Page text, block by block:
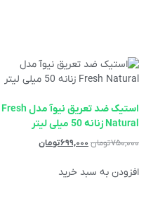
استیک ضد تعریق نیوآ مدل Fresh
Natural زنانه 50 میلی لیتر
۷۵۰,۰۰۰تومان ۶۹۹,۰۰۰تومان
افزودن به سبد خرید